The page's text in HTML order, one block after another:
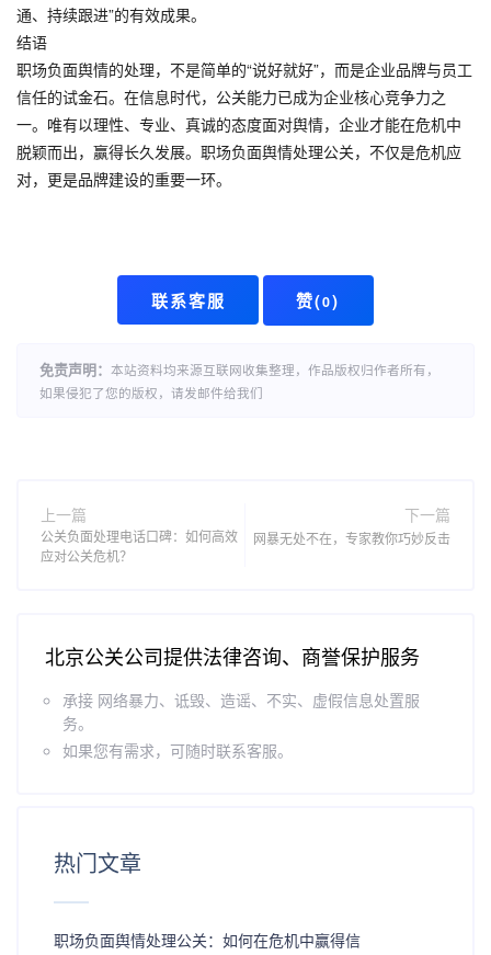
通、持续跟进”的有效成果。
结语
职场负面舆情的处理，不是简单的“说好就好”，而是企业品牌与员工
信任的试金石。在信息时代，公关能力已成为企业核心竞争力之
一。唯有以理性、专业、真诚的态度面对舆情，企业才能在危机中
脱颖而出，赢得长久发展。 职场负面舆情处理公关，不仅是危机应
对，更是品牌建设的重要一环。
联系客服 赞(0)
免责声明： 本站资料均来源互联网收集整理，作品版权归作者所有，
如果侵犯了您的版权，请发邮件给我们
上一篇
公关负面处理电话口碑：如何高效
应对公关危机？
下一篇
网暴无处不在，专家教你巧妙反击
北京公关公司提供法律咨询、商誉保护服务
承接 网络暴力、诋毁、造谣、不实、虚假信息处置服
务。
如果您有需求，可随时联系客服。
热门文章
职场负面舆情处理公关：如何在危机中赢得信